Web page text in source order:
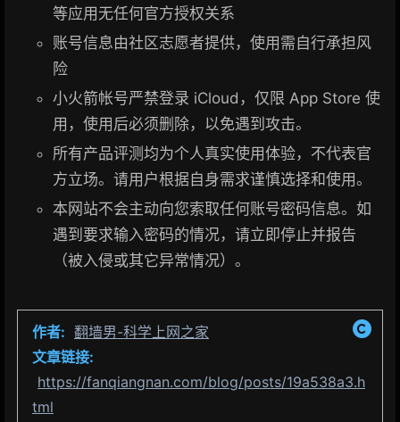
等应用无任何官方授权关系
账号信息由社区志愿者提供，使用需自行承担风
险
小火箭帐号严禁登录 iCloud，仅限 App Store 使
用，使用后必须删除，以免遇到攻击。
所有产品评测均为个人真实使用体验，不代表官
方立场。请用户根据自身需求谨慎选择和使用。
本网站不会主动向您索取任何账号密码信息。如
遇到要求输入密码的情况，请立即停止并报告
（被入侵或其它异常情况）。
作者: 翻墙男-科学上网之家
文章链接:
https://fanqiangnan.com/blog/posts/19a538a3.h
tml